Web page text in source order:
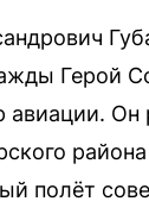
Герой
авиации. Он
полёт